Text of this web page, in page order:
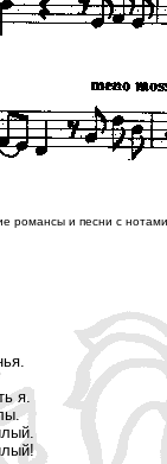
романсы и песни с
я.